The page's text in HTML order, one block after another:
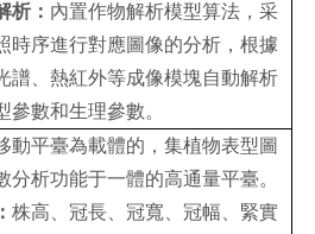
析： 內置作物解析模型算法，采
時序進行對應圖像的分析，根據
譜、熱紅外等成像模塊自動解析
參數和生理參數。
動平臺為載體的，集植物表型圖
分析功能于一體的高通量平臺。
株高、冠長、冠寬、冠幅、緊實